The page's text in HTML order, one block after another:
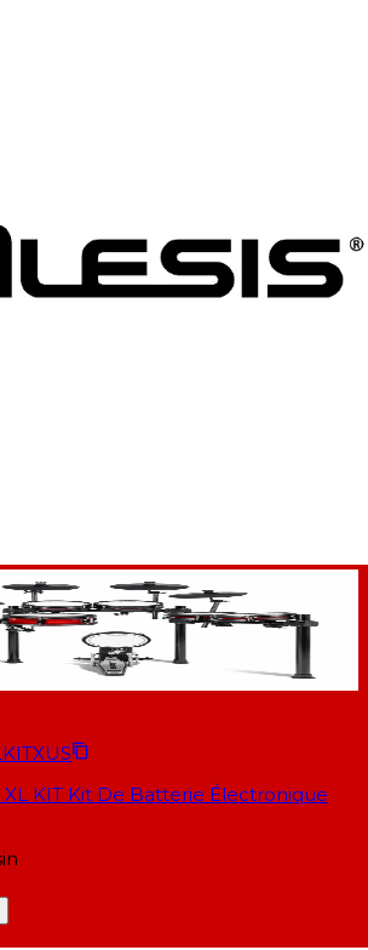
XL KIT Kit De Batterie Électronique